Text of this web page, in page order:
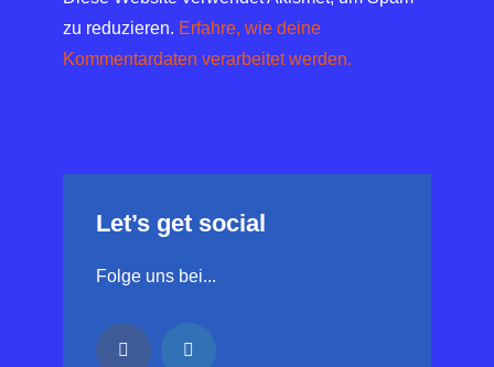
zu reduzieren. Erfahre, wie deine
Kommentardaten verarbeitet werden.
Let’s get social
Folge uns bei...